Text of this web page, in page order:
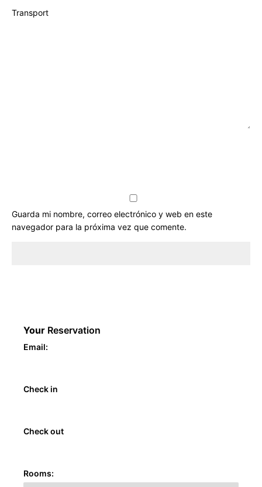
Transport
Guarda mi nombre, correo electrónico y web en este
navegador para la próxima vez que comente.
Your Reservation
Email:
Check in
Check out
Rooms: